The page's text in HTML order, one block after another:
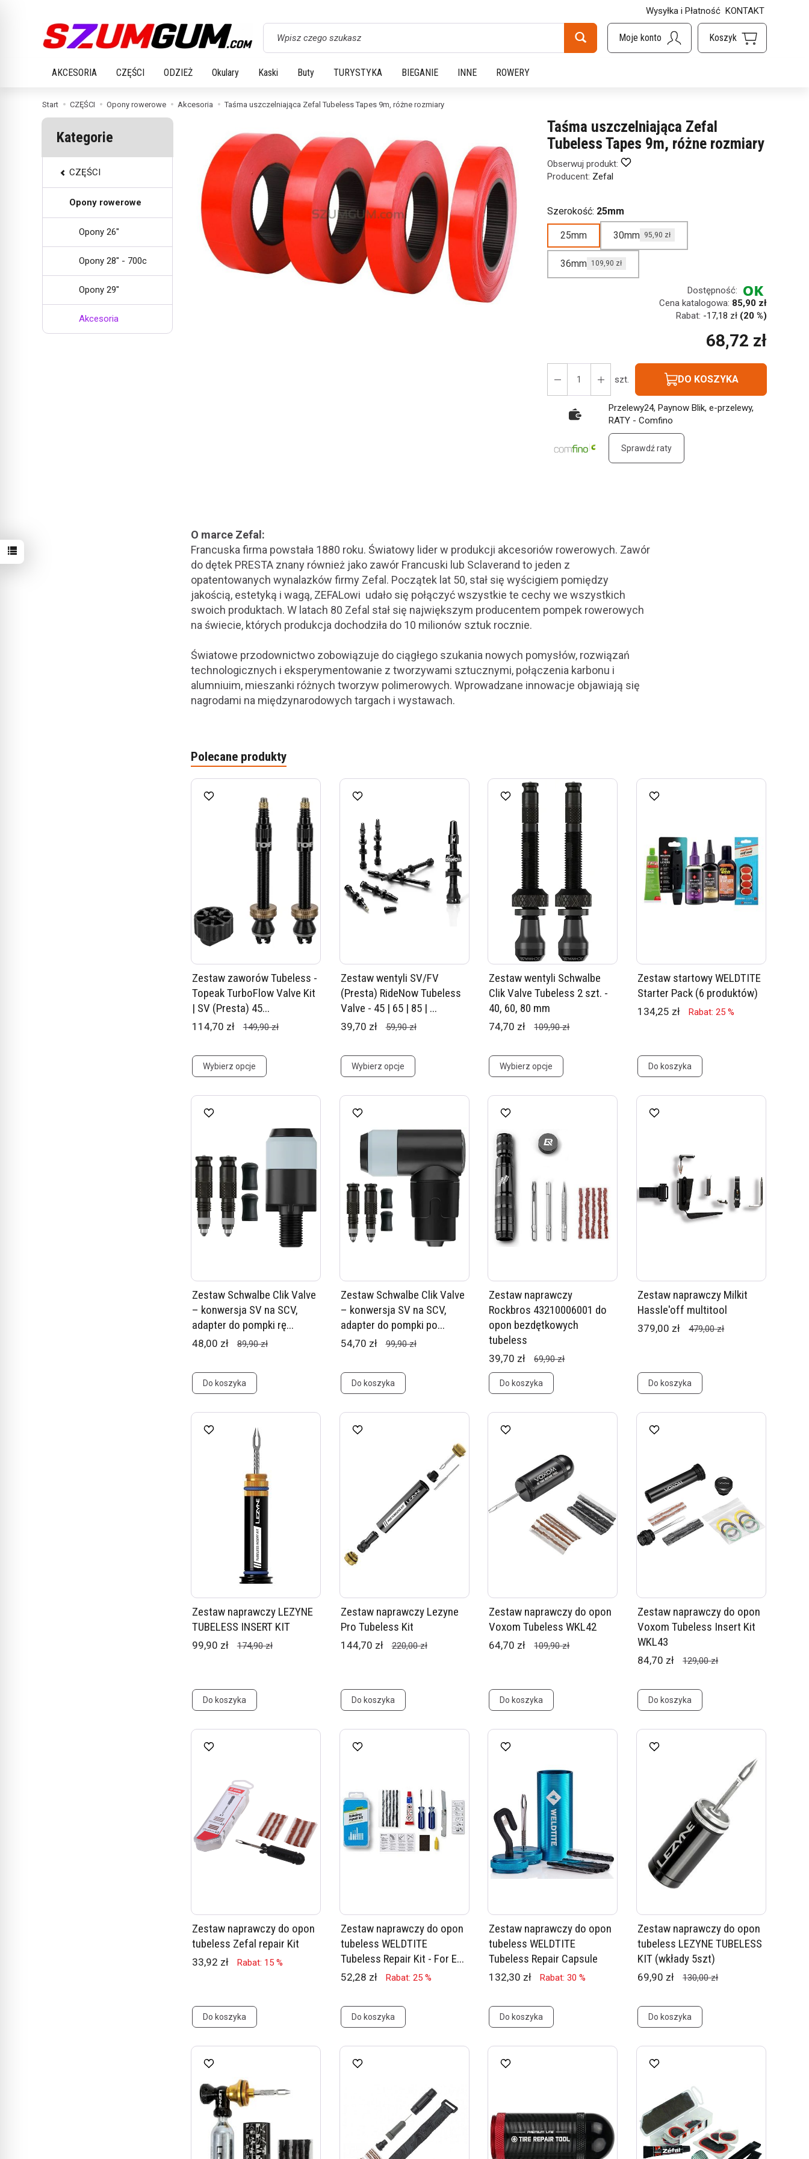
Wysyłka i Płatność KONTAKT
Wyszukaj
AKCESORIA CZĘŚCI ODZIEŻ Okulary Kaski Buty TURYSTYKA BIEGANIE INNE ROWERY
Start CZĘŚCI Opony rowerowe Akcesoria Taśma uszczelniająca Zefal Tubeless Tapes 9m, różne rozmiary
Taśma uszczelniająca Zefal
Tubeless Tapes 9m, różne rozmiary
Obserwuj produkt:
Producent: Zefal
Szerokość: 25mm
25mm 30mm 95,90 zł
36mm 109,90 zł
Dostępność:
Cena katalogowa: 85,90 zł
Rabat: -17,18 zł (20 %)
68,72 zł
szt. DO KOSZYKA
Przelewy24, Paynow Blik, e-przelewy,
RATY - Comfino
Sprawdź raty
O marce Zefal:
Francuska firma powstała 1880 roku. Światowy lider w produkcji akcesoriów rowerowych. Zawór
do dętek PRESTA znany również jako zawór Francuski lub Sclaverand to jeden z
opatentowanych wynalazków firmy Zefal. Początek lat 50, stał się wyścigiem pomiędzy
jakością, estetyką i wagą, ZEFALowi udało się połączyć wszystkie te cechy we wszystkich
swoich produktach. W latach 80 Zefal stał się największym producentem pompek rowerowych
na świecie, których produkcja dochodziła do 10 milionów sztuk rocznie.
Światowe przodownictwo zobowiązuje do ciągłego szukania nowych pomysłów, rozwiązań
technologicznych i eksperymentowanie z tworzywami sztucznymi, połączenia karbonu i
alumniuim, mieszanki różnych tworzyw polimerowych. Wprowadzane innowacje objawiają się
nagrodami na międzynarodowych targach i wystawach.
Polecane produkty
Zestaw zaworów Tubeless -
Topeak TurboFlow Valve Kit
| SV (Presta) 45...
114,70 zł 149,90 zł
Wybierz opcje
Zestaw wentyli SV/FV
(Presta) RideNow Tubeless
Valve - 45 | 65 | 85 | ...
39,70 zł 59,90 zł
Wybierz opcje
Zestaw wentyli Schwalbe
Clik Valve Tubeless 2 szt. -
40, 60, 80 mm
74,70 zł 109,90 zł
Wybierz opcje
Zestaw startowy WELDTITE
Starter Pack (6 produktów)
134,25 zł Rabat: 25 %
Do koszyka
Zestaw Schwalbe Clik Valve
– konwersja SV na SCV,
adapter do pompki rę...
48,00 zł 89,90 zł
Do koszyka
Zestaw Schwalbe Clik Valve
– konwersja SV na SCV,
adapter do pompki po...
54,70 zł 99,90 zł
Do koszyka
Zestaw naprawczy
Rockbros 43210006001 do
opon bezdętkowych
tubeless
39,70 zł 69,90 zł
Do koszyka
Zestaw naprawczy Milkit
Hassle'off multitool
379,00 zł 479,00 zł
Do koszyka
Zestaw naprawczy LEZYNE
TUBELESS INSERT KIT
99,90 zł 174,90 zł
Do koszyka
Zestaw naprawczy Lezyne
Pro Tubeless Kit
144,70 zł 220,00 zł
Do koszyka
Zestaw naprawczy do opon
Voxom Tubeless WKL42
64,70 zł 109,90 zł
Do koszyka
Zestaw naprawczy do opon
Voxom Tubeless Insert Kit
WKL43
84,70 zł 129,00 zł
Do koszyka
Zestaw naprawczy do opon
tubeless Zefal repair Kit
33,92 zł Rabat: 15 %
Do koszyka
Zestaw naprawczy do opon
tubeless WELDTITE
Tubeless Repair Kit - For E...
52,28 zł Rabat: 25 %
Do koszyka
Zestaw naprawczy do opon
tubeless WELDTITE
Tubeless Repair Capsule
132,30 zł Rabat: 30 %
Do koszyka
Zestaw naprawczy do opon
tubeless LEZYNE TUBELESS
KIT (wkłady 5szt)
69,90 zł 130,00 zł
Do koszyka
Kategorie
CZĘŚCI
Opony rowerowe
Opony 26"
Opony 28" - 700c
Opony 29"
Akcesoria